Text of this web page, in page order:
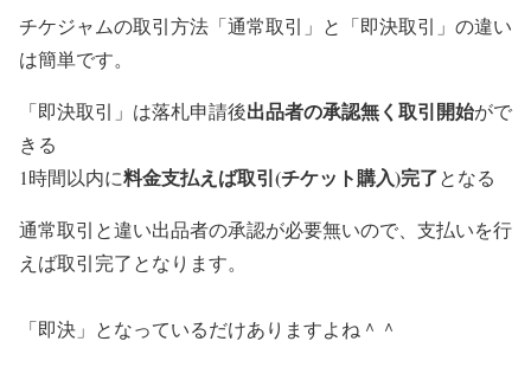
チケジャムの取引方法「通常取引」と「即決取引」の違い
は簡単です。
「即決取引」は落札申請後出品者の承認無く取引開始がで
きる
1時間以内に料金支払えば取引(チケット購入)完了となる
通常取引と違い出品者の承認が必要無いので、支払いを行
えば取引完了となります。
「即決」となっているだけありますよね＾＾